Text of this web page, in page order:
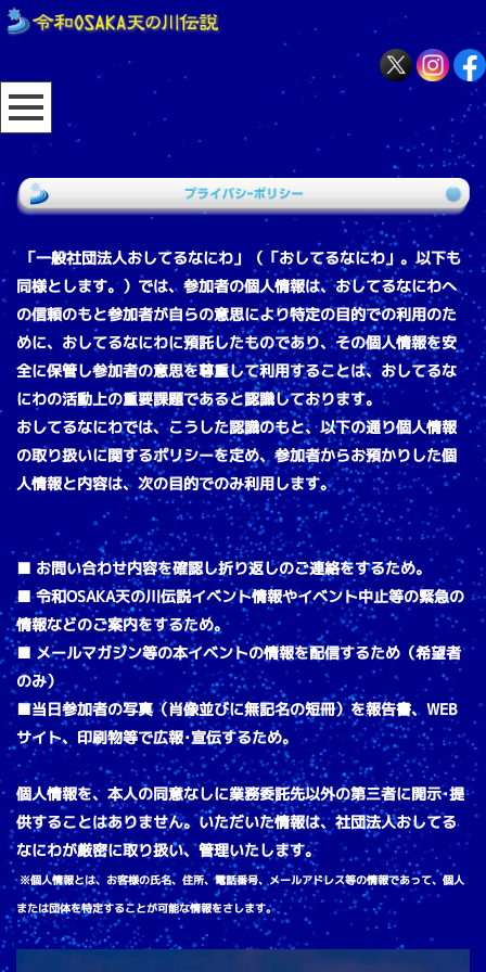
「一般社団法人おしてるなにわ」（「おしてるなにわ」。以下も
同様とします。）では、参加者の個人情報は、おしてるなにわへ
の信頼のもと参加者が自らの意思により特定の目的での利用のた
めに、おしてるなにわに預託したものであり、その個人情報を安
全に保管し参加者の意思を尊重して利用することは、おしてるな
にわの活動上の重要課題であると認識しております。
おしてるなにわでは、こうした認識のもと、以下の通り個人情報
の取り扱いに関するポリシーを定め、参加者からお預かりした個
人情報と内容は、次の目的でのみ利用します。
■ お問い合わせ内容を確認し折り返しのご連絡をするため。
■ 令和OSAKA天の川伝説イベント情報やイベント中止等の緊急の
情報などのご案内をするため。
■メールマガジン等の本イベントの情報を配信するため（希望者
のみ）
■当日参加者の写真（肖像並びに無記名の短冊）を報告書、WEB
サイト、印刷物等で広報･宣伝するため。
個人情報を、本人の同意なしに業務委託先以外の第三者に開示･提
供することはありません。いただいた情報は、社団法人おしてる
なにわが厳密に取り扱い、管理いたします。
※個人情報とは、お客様の氏名、住所、電話番号、メールアドレス等の情報であって、個人
または団体を特定することが可能な情報をさします。